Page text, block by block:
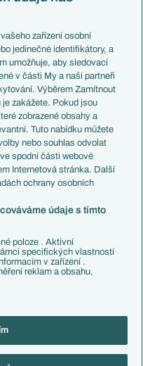
soutěž
zpravodajství ČTK.
osobních údajů
zařízení osobní
jedinečné identifikátory, a
umožňuje, aby sledovací
v části My a naši partneři
Výběrem Zamítnout
zakážete. Pokud jsou
zobrazené obsahy a
Tuto nabídku můžete
nebo souhlas odvolat
spodní části webové
Internetová stránka. Další
ochrany osobních
údaje s tímto
poloze . Aktivní
specifických vlastností
v zařízení .
reklam a obsahu,